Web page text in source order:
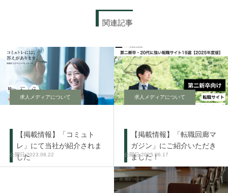
関連記事
求人メディアについて
【掲載情報】「コミュト
レ」にて当社が紹介されま
した2023.08.22
求人メディアについて
【掲載情報】「転職回廊マ
ガジン」にご紹介いただき
ました！
2025.06.17